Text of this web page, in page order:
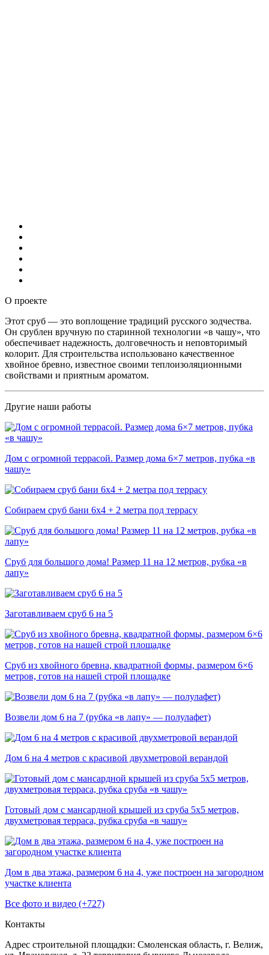
О проекте
Этот сруб — это воплощение традиций русского зодчества.
Он срублен вручную по старинной технологии «в чашу», что
обеспечивает надежность, долговечность и неповторимый
колорит. Для строительства использовано качественное
хвойное бревно, известное своими теплоизоляционными
свойствами и приятным ароматом.
Другие наши работы
Дом с огромной террасой. Размер дома 6×7 метров, пубка «в
чашу»
Собираем сруб бани 6х4 + 2 метра под террасу
Сруб для большого дома! Размер 11 на 12 метров, рубка «в
лапу»
Заготавливаем сруб 6 на 5
Сруб из хвойного бревна, квадратной формы, размером 6×6
метров, готов на нашей строй площадке
Возвели дом 6 на 7 (рубка «в лапу» — полулафет)
Дом 6 на 4 метров с красивой двухметровой верандой
Готовый дом с мансардной крышей из сруба 5х5 метров,
двухметровая терраса, рубка сруба «в чашу»
Дом в два этажа, размером 6 на 4, уже построен на загородном
участке клиента
Все фото и видео (+727)
Контакты
Адрес строительной площадки: Смоленская область, г. Велиж,